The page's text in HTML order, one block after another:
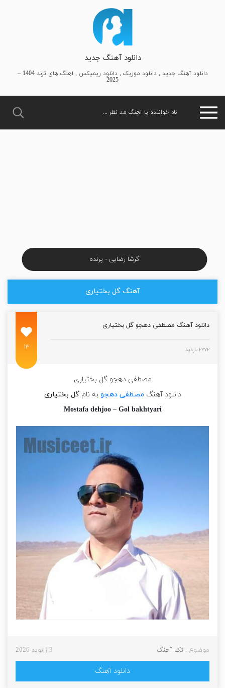
دانلود آهنگ جدید
دانلود آهنگ جدید , دانلود موزیک , دانلود ریمیکس , اهنگ های ترند 1404 –
2025
گرشا رضایی - پرنده
آهنگ گل بختیاری
دانلود آهنگ مصطفی دهجو گل بختیاری
۲۲۷۲ بازدید ۱۳
مصطفی دهجو گل بختیاری
دانلود آهنگ مصطفی دهجو به نامگل بختیاری
Mostafa dehjoo– Gol bakhtyari
موضوع : تک آهنگ 3 ژانویه 2026
دانلود آهنگ